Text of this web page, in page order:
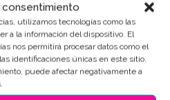
consentimiento
utilizamos tecnologías como las
a la información del dispositivo. El
nos permitirá procesar datos como el
identificaciones únicas en este sitio.
puede afectar negativamente a
aquí.
AÑADIR AL CARRITO